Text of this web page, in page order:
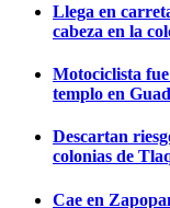
Llega en
cabeza en la
Motociclista
templo en
Descartan
colonias de
Cae en